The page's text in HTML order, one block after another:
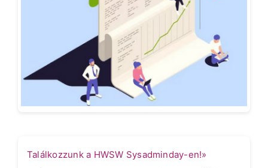
Találkozzunk a HWSW Sysadminday-en!»